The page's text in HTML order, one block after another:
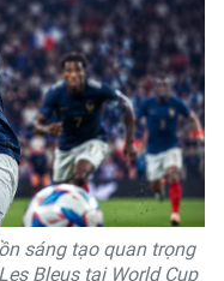
sáng tạo quan trọng
Bleus tại World Cup